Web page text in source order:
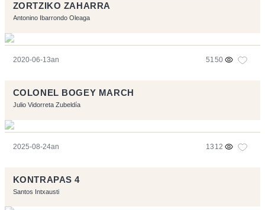
ZORTZIKO ZAHARRA
Antonino Ibarrondo Oleaga
2020-06-13an 5150
COLONEL BOGEY MARCH
Julio Vidorreta Zubeldía
2025-08-24an 1312
KONTRAPAS 4
Santos Intxausti